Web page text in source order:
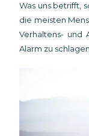
Was uns betrifft,
die meisten
Verhaltens- und
Alarm zu